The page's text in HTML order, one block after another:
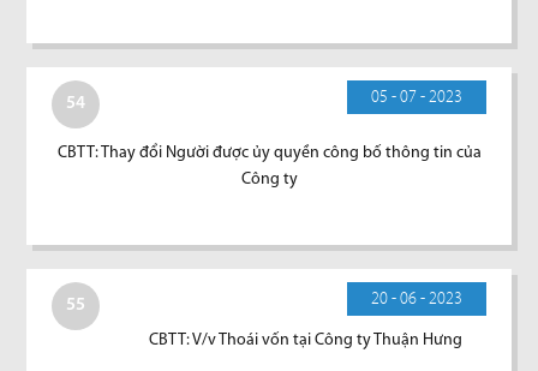
54 05 - 07 - 2023
CBTT: Thay đổi Người được ủy quyền công bố thông tin của
Công ty
55 20 - 06 - 2023
CBTT: V/v Thoái vốn tại Công ty Thuận Hưng